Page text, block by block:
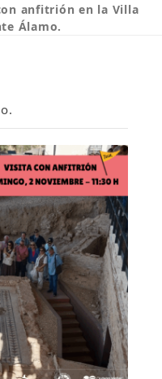
anfitrión en la Villa
Álamo.